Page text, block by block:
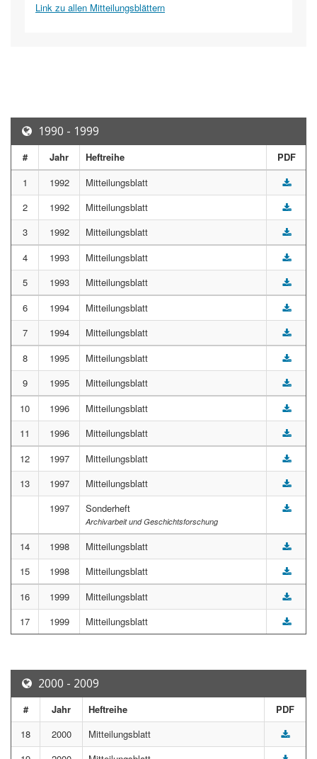
Link zu allen Mitteilungsblättern
1990 - 1999
# Jahr Heftreihe
PDF
1
1992
Mitteilungsblatt
2
1992
Mitteilungsblatt
3
1992
Mitteilungsblatt
4
1993
Mitteilungsblatt
5
1993
Mitteilungsblatt
6
1994
Mitteilungsblatt
7
1994
Mitteilungsblatt
8
1995
Mitteilungsblatt
9
1995
Mitteilungsblatt
10
1996
Mitteilungsblatt
11
1996
Mitteilungsblatt
12
1997
Mitteilungsblatt
13
1997
Mitteilungsblatt
1997
Sonderheft
Archivarbeit und Geschichtsforschung
14 1998
Mitteilungsblatt
15
1998
Mitteilungsblatt
16
1999
Mitteilungsblatt
17
1999 Mitteilungsblatt
2000 - 2009
# Jahr Heftreihe
PDF
18
2000
Mitteilungsblatt